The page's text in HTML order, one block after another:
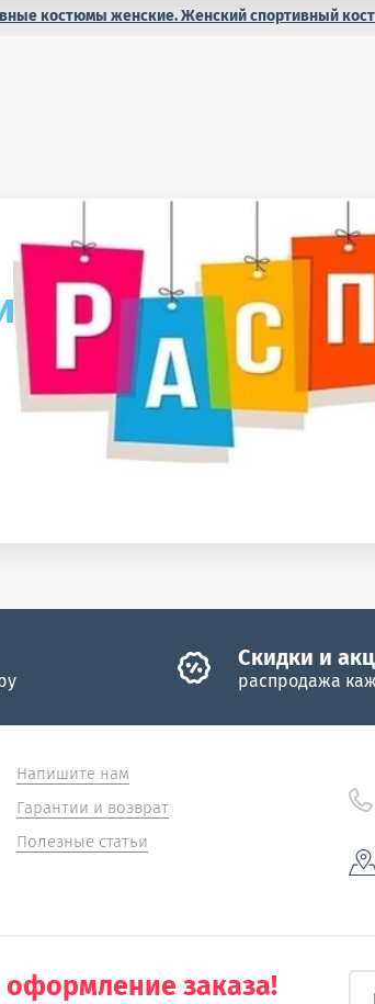
костюмы женские. Женский спортивный
Скидки и
распродажа
Напишите нам
Гарантии и возврат
Полезные статьи
заказа!